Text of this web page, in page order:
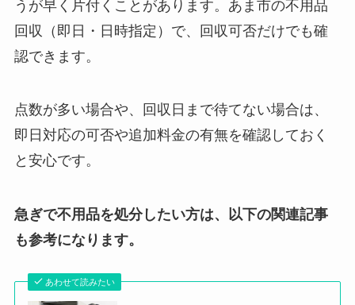
うが早く片付くことがあります。あま市の不用品
回収（即日・日時指定）で、回収可否だけでも確
認できます。
点数が多い場合や、回収日まで待てない場合は、
即日対応の可否や追加料金の有無を確認しておく
と安心です。
急ぎで不用品を処分したい方は、以下の関連記事
も参考になります。
あわせて読みたい